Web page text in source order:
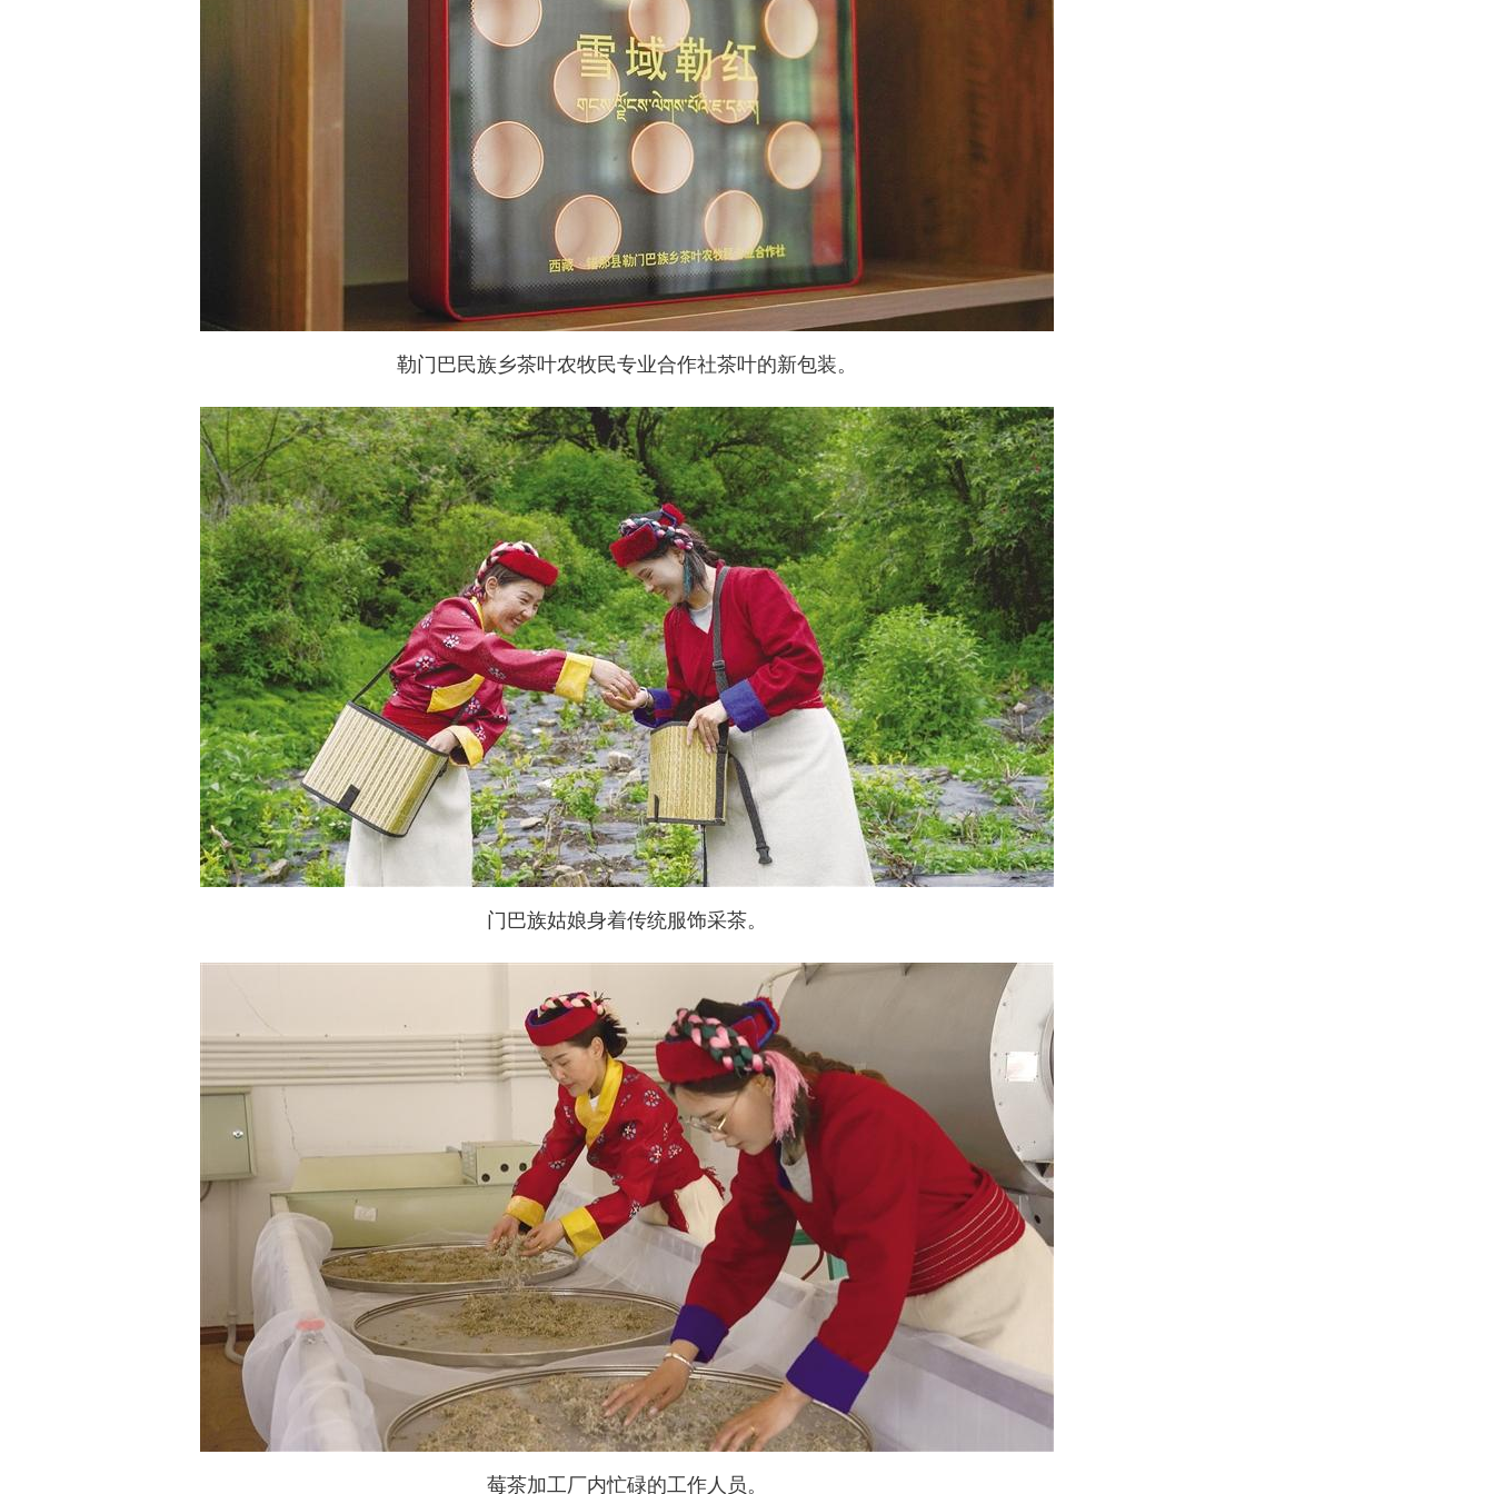
勒门巴民族乡茶叶农牧民专业合作社茶叶的新包装。
门巴族姑娘身着传统服饰采茶。
莓茶加工厂内忙碌的工作人员。